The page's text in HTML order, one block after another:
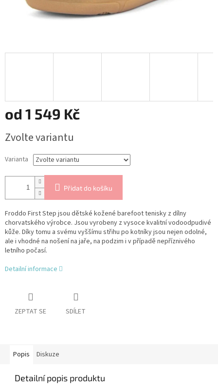
od 1 549 Kč
cena:
Zvolte variantu
Varianta
Přidat do košíku
Froddo First Step jsou dětské kožené barefoot tenisky z dílny
chorvatského výrobce. Jsou vyrobeny z vysoce kvalitní vodoodpudivé
kůže. Díky tomu a svému vyššímu střihu po kotníky jsou nejen odolné,
ale i vhodné na nošení na jaře, na podzim i v případě nepříznivého
letního počasí.
Detailní informace
ZEPTAT SE SDÍLET
Popis Diskuze
Detailní popis produktu